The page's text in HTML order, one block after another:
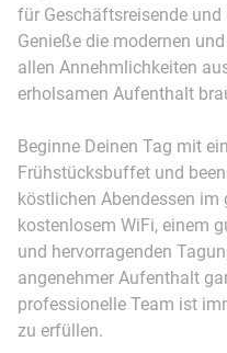
für Geschäftsreisende
Genieße die modernen
allen Annehmlichkeiten
erholsamen Aufenthalt
Beginne Deinen Tag mit
Frühstücksbuffet und
köstlichen Abendessen
kostenlosem WiFi, einem
und hervorragenden
angenehmer Aufenthalt
professionelle Team ist
zu erfüllen.